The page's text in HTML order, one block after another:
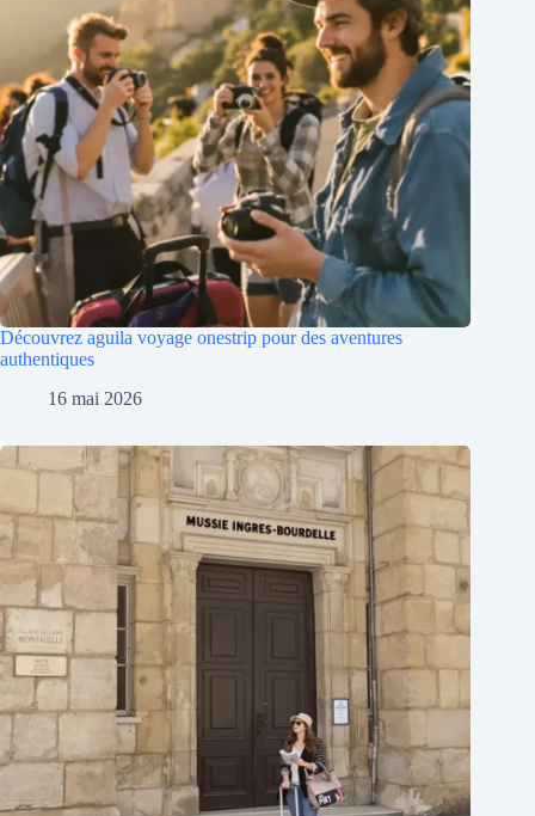
Découvrez aguila voyage onestrip pour des aventures
authentiques
16 mai 2026